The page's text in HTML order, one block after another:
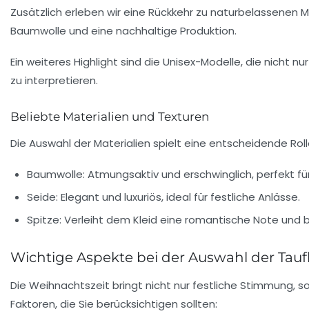
Zusätzlich erleben wir eine Rückkehr zu naturbelassenen
Baumwolle und eine nachhaltige Produktion.
Ein weiteres Highlight sind die Unisex-Modelle, die nicht
zu interpretieren.
Beliebte Materialien und Texturen
Die Auswahl der Materialien spielt eine entscheidende
Baumwolle: Atmungsaktiv und erschwinglich, perfekt
Seide: Elegant und luxuriös, ideal für festliche Anlässe.
Spitze: Verleiht dem Kleid eine romantische Note und
Wichtige Aspekte bei der Auswahl der
Die Weihnachtszeit bringt nicht nur festliche Stimmung,
Faktoren, die Sie berücksichtigen sollten: